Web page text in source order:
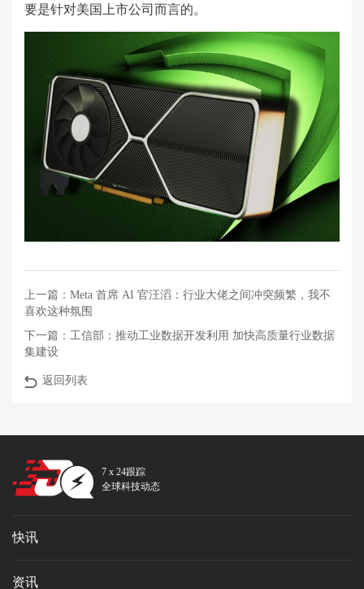
要是针对美国上市公司而言的。
上一篇： Meta 首席 AI 官汪滔：行业大佬之间冲突频繁，我不
喜欢这种氛围
下一篇： 工信部：推动工业数据开发利用 加快高质量行业数据
集建设
返回列表
7 x 24跟踪
全球科技动态
快讯
资讯